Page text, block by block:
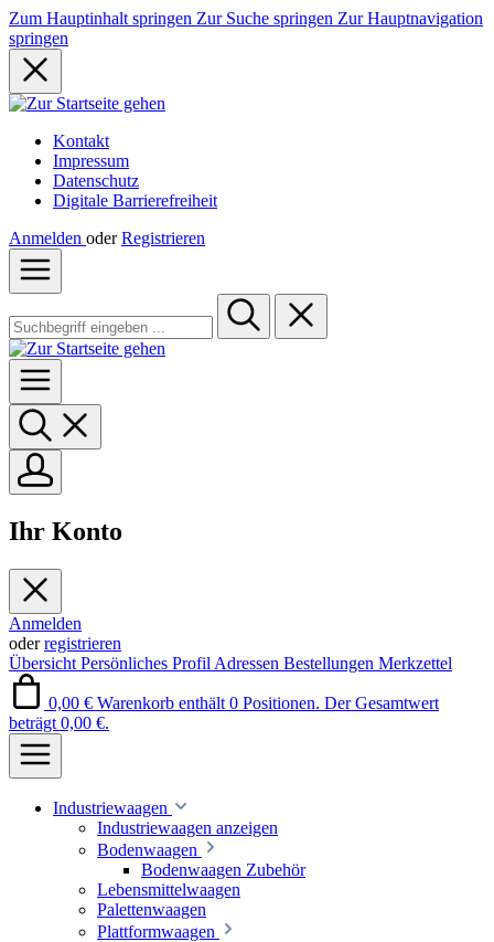
Zum Hauptinhalt springen Zur Suche springen Zur Hauptnavigation
springen
Kontakt
Impressum
Datenschutz
Digitale Barrierefreiheit
Anmelden oder Registrieren
Ihr Konto
Anmelden
oderregistrieren
Übersicht Persönliches Profil Adressen Bestellungen Merkzettel
0,00 € Warenkorb enthält 0 Positionen. Der Gesamtwert
beträgt 0,00 €.
Industriewaagen
Industriewaagen anzeigen
Bodenwaagen
Bodenwaagen Zubehör
Lebensmittelwaagen
Palettenwaagen
Plattformwaagen